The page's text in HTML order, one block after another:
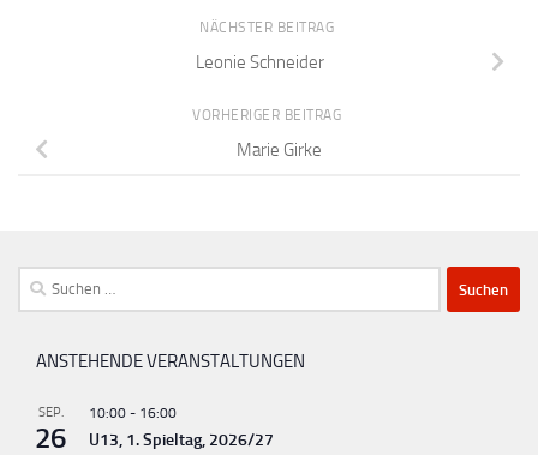
NÄCHSTER BEITRAG
Leonie Schneider
VORHERIGER BEITRAG
Marie Girke
Suchen
nach:
ANSTEHENDE VERANSTALTUNGEN
SEP.
26
10:00 - 16:00
U13, 1. Spieltag, 2026/27